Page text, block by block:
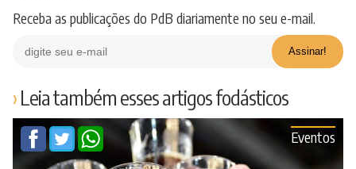
Receba as publicações do PdB diariamente no seu e-mail.
Leia também esses artigos fodásticos
Eventos